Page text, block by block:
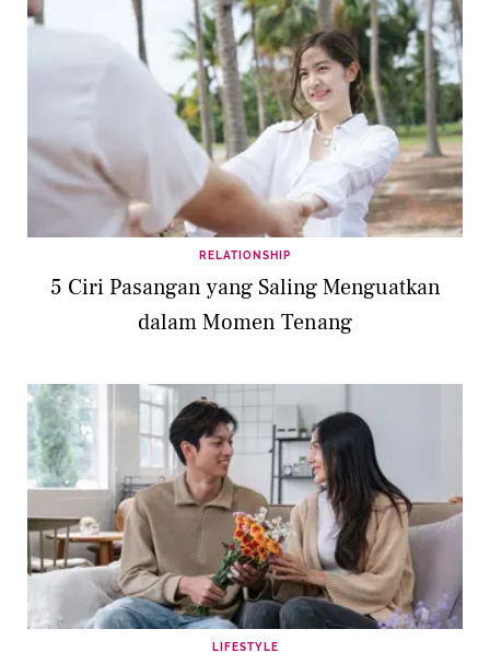
RELATIONSHIP
5 Ciri Pasangan yang Saling Menguatkan
dalam Momen Tenang
LIFESTYLE